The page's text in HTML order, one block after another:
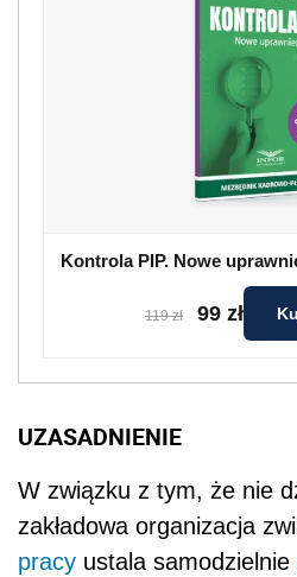
Kontrola PIP. Nowe
119 zł 99 zł
UZASADNIENIE
W związku z tym, że nie
zakładowa organizacja
pracy ustala samodzielnie